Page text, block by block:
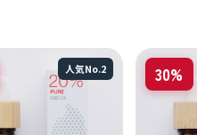
人気No.2 30%